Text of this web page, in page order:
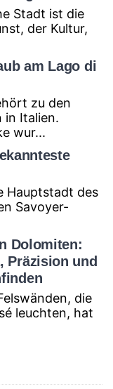
Stadt ist die
der Kultur,
am Lago di
zu den
in Italien.
wur...
Hauptstadt des
Savoyer-
Dolomiten:
Präzision und
die
leuchten, hat